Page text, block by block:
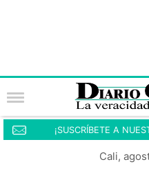
¡SUSCRÍBETE A
Cali,